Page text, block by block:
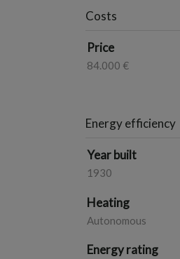
Costs
Price
84.000 €
Energy efficiency
Year built
1930
Heating
Autonomous
Energy rating